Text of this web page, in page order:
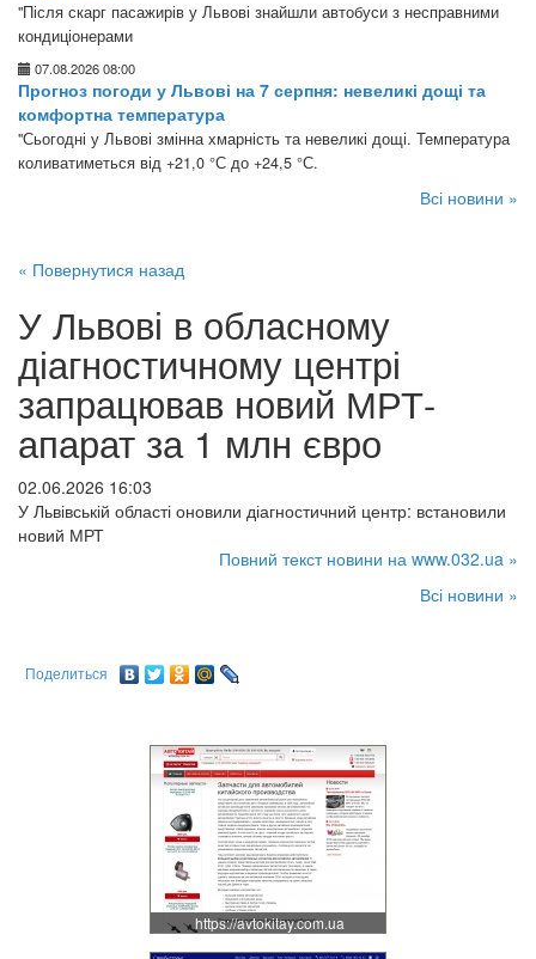
"Після скарг пасажирів у Львові знайшли автобуси з несправними
кондиціонерами
07.08.2026 08:00
Прогноз погоди у Львові на 7 серпня: невеликі дощі та
комфортна температура
"Сьогодні у Львові змінна хмарність та невеликі дощі. Температура
коливатиметься від +21,0 °С до +24,5 °С.
Всі новини »
« Повернутися назад
У Львові в обласному
діагностичному центрі
запрацював новий МРТ-
апарат за 1 млн євро
02.06.2026 16:03
У Львівській області оновили діагностичний центр: встановили
новий МРТ
Повний текст новини на www.032.ua »
Всі новини »
Поделиться
https://avtokitay.com.ua